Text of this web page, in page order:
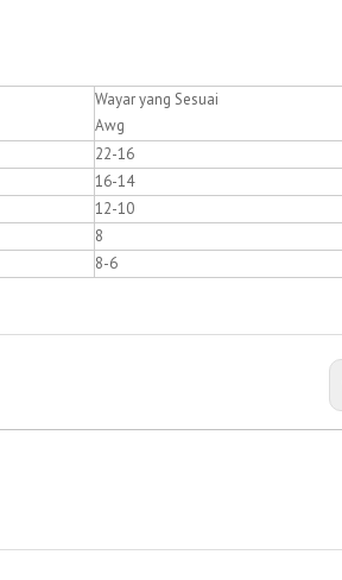
Wayar yang Sesuai
Awg
22-16
16-14
12-10
8
8-6